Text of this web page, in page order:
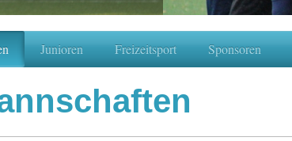
Junioren Freizeitsport Sponsoren